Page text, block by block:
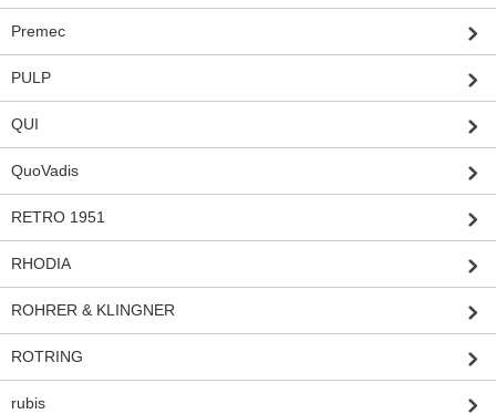
Premec
PULP
QUI
QuoVadis
RETRO 1951
RHODIA
ROHRER & KLINGNER
ROTRING
rubis